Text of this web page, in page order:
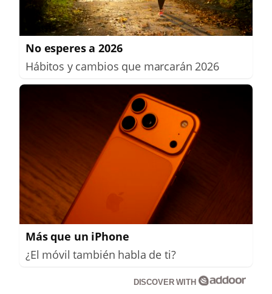
No esperes a 2026
Hábitos y cambios que marcarán 2026
Más que un iPhone
¿El móvil también habla de ti?
DISCOVER WITH